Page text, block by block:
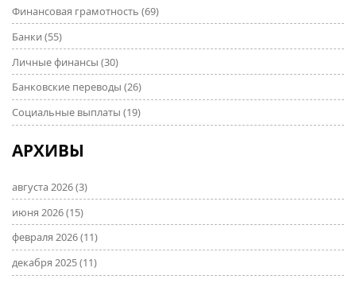
Финансовая грамотность (69)
Банки (55)
Личные финансы (30)
Банковские переводы (26)
Социальные выплаты (19)
АРХИВЫ
августа 2026(3)
июня 2026(15)
февраля 2026(11)
декабря 2025(11)